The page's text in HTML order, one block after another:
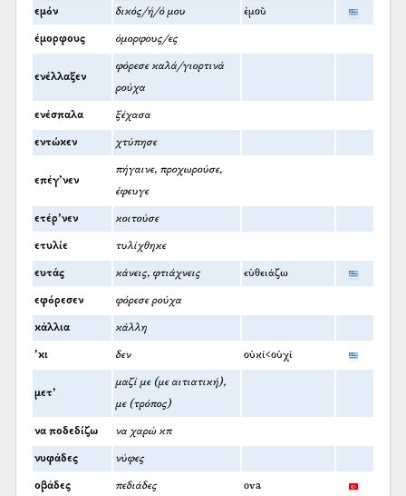
εμόν δικός/ή/ό μου ἐμοῦ
έμορφους όμορφους/ες
ενέλλαξεν
φόρεσε καλά/γιορτινά
ρούχα
ενέσπαλα ξέχασα
εντώκεν χτύπησε
επέγ’νεν
πήγαινε, προχωρούσε,
έφευγε
ετέρ’νεν κοιτούσε
ετυλίε τυλίχθηκε
ευτάς κάνεις, φτιάχνεις εὐθειάζω
εφόρεσεν φόρεσε ρούχα
κάλλια κάλλη
’κι δεν οὐκί<οὐχί
μετ’
μαζί με (με αιτιατική),
με (τρόπος)
να ποδεδίζω να χαρώ κπ
νυφάδες νύφες
οβάδες πεδιάδες ova